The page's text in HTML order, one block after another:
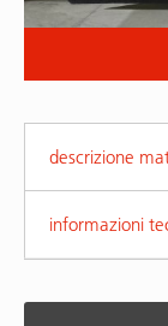
descrizione
informazioni